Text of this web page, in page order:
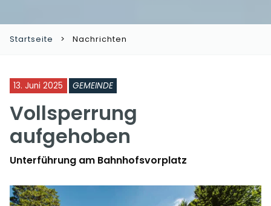
Startseite Nachrichten
13. Juni 2025 GEMEINDE
Vollsperrung
aufgehoben
Unterführung am Bahnhofsvorplatz